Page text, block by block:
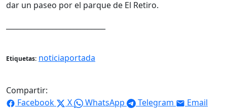
dar un paseo por el parque de El Retiro.
Etiquetas: noticiaportada
Compartir:
Facebook
X WhatsApp Telegram Email